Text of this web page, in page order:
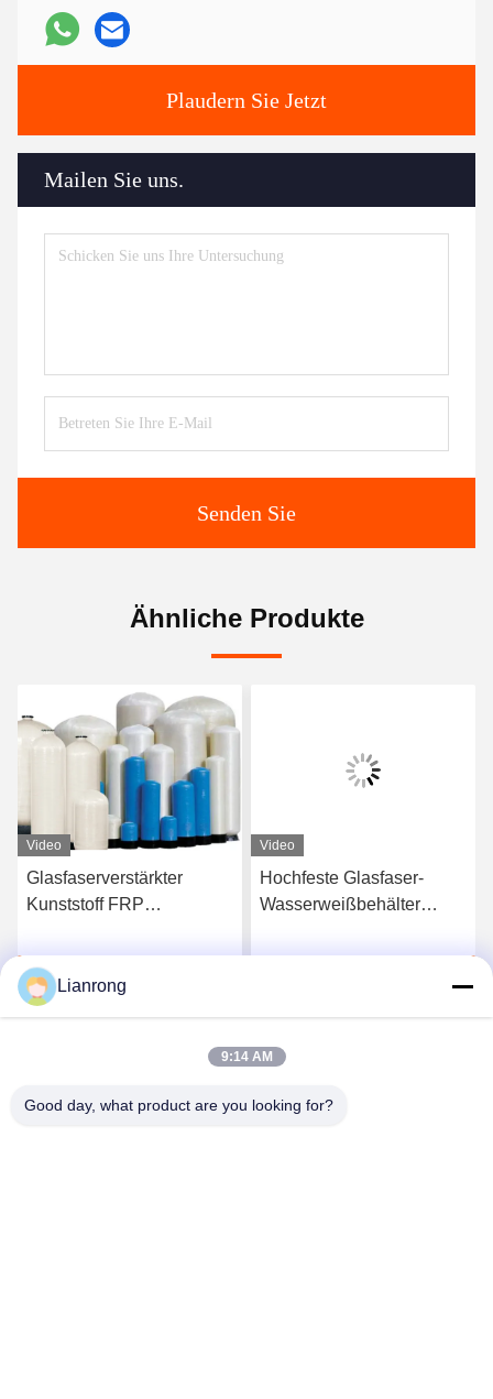
Plaudern Sie Jetzt
Mailen Sie uns.
Senden Sie
Ähnliche Produkte
Video
Glasfaserverstärkter
Kunststoff FRP
Wasserweichmacher
Wartung Rostfreies Dach
Plaudern Sie Jetzt
Video
Hochfeste Glasfaser-
Wasserweißbehälter
Druckbehälter
Lianrong
9:14 AM
Good day, what product are you looking for?